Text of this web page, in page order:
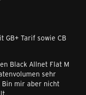
GB+ Tarif sowie CB
Black Allnet Flat M
sehr
mir aber nicht